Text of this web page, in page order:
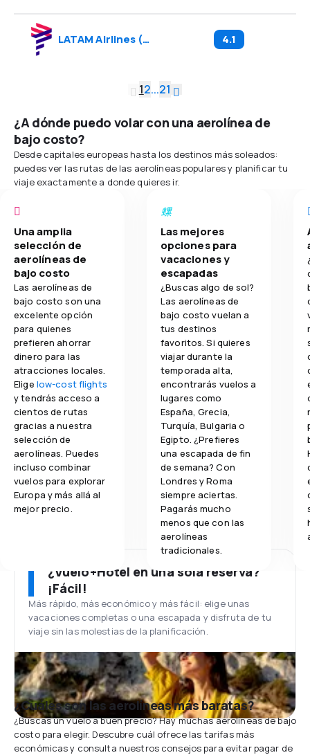
LATAM Airlines (LA 4.1
12...21
¿A dónde puedo volar con una aerolínea de
bajo costo?
Desde capitales europeas hasta los destinos más soleados:
puedes ver las rutas de las aerolíneas populares y planificar tu
viaje exactamente a donde quieres ir.
Una amplia
selección de
aerolíneas de
bajo costo
Las aerolíneas de
bajo costo son una
excelente opción
para quienes
prefieren ahorrar
dinero para las
atracciones locales.
Elige low-cost flights
y tendrás acceso a
cientos de rutas
gracias a nuestra
selección de
aerolíneas. Puedes
incluso combinar
vuelos para explorar
Europa y más allá al
mejor precio.
Las mejores
opciones para
vacaciones y
escapadas
¿Buscas algo de sol?
Las aerolíneas de
bajo costo vuelan a
tus destinos
favoritos. Si quieres
viajar durante la
temporada alta,
encontrarás vuelos a
lugares como
España, Grecia,
Turquía, Bulgaria o
Egipto. ¿Prefieres
una escapada de fin
de semana? Con
Londres y Roma
siempre aciertas.
Pagarás mucho
menos que con las
aerolíneas
tradicionales.
¿Vuelo+Hotel en una sola reserva?
¡Fácil!
Más rápido, más económico y más fácil: elige unas
vacaciones completas o una escapada y disfruta de tu
viaje sin las molestias de la planificación.
¿Cuáles son las aerolíneas más baratas?
¿Buscas un vuelo a buen precio? Hay muchas aerolíneas de bajo
costo para elegir. Descubre cuál ofrece las tarifas más
económicas y consulta nuestros consejos para evitar pagar de